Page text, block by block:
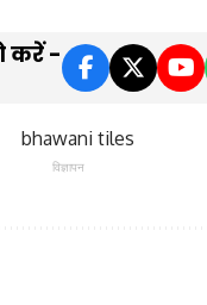
करें -
विज्ञापन